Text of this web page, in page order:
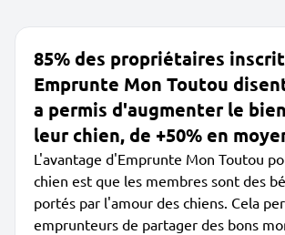
85% des propriétaires
Emprunte Mon Toutou
a permis d'augmenter le
leur chien, de +50% en
L'avantage d'Emprunte Mon Toutou
chien est que les membres sont des
portés par l'amour des chiens. Cela
emprunteurs de partager des bons